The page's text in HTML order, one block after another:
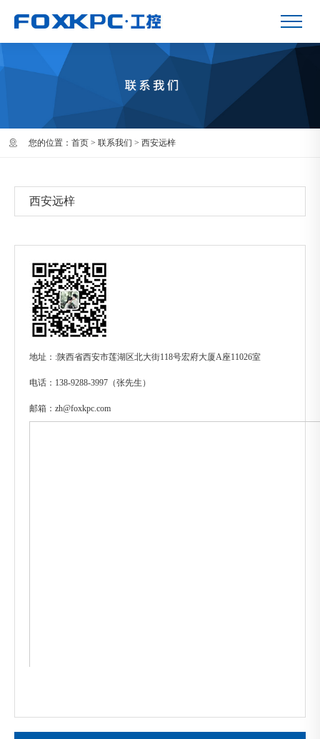
您的位置： 首页 > 联系我们 > 西安远梓
西安远梓
地址：:陕西省西安市莲湖区北大街118号宏府大厦A座11026室
电话：138-9288-3997（张先生）
邮箱：zh@foxkpc.com